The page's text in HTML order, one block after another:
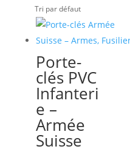
Porte-
clés PVC
Infanteri
e –
Armée
Suisse